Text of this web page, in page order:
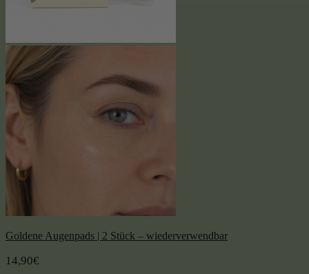
Goldene Augenpads | 2 Stück – wiederverwendbar
14,90€